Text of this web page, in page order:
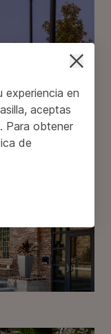
experiencia en
aceptas
Para obtener
de